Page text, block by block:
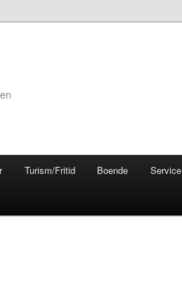
Turism/Fritid Boende Service